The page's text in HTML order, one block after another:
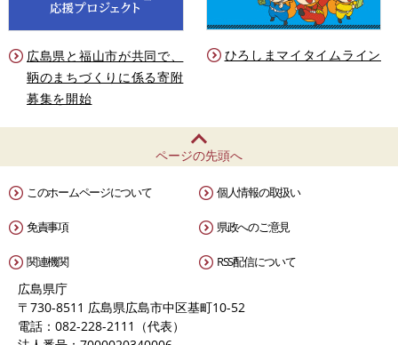
広島県と福山市が共同で、
鞆のまちづくりに係る寄附
募集を開始
ひろしまマイタイムライン
ページの先頭へ
このホームページについて 個人情報の取扱い
免責事項 県政へのご意見
関連機関 RSS配信について
広島県庁
〒730-8511 広島県広島市中区基町10-52
電話：082-228-2111（代表）